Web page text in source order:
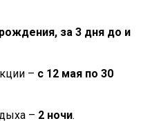
за 3 дня до и
– с 12 мая по 30
– 2 ночи.